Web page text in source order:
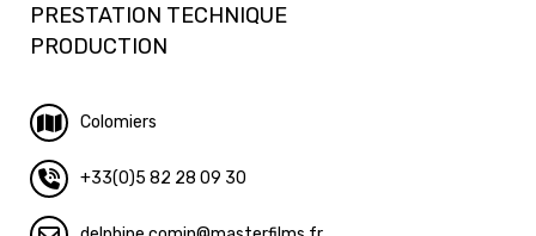
PRESTATION TECHNIQUE
PRODUCTION
Colomiers
+33(0)5 82 28 09 30